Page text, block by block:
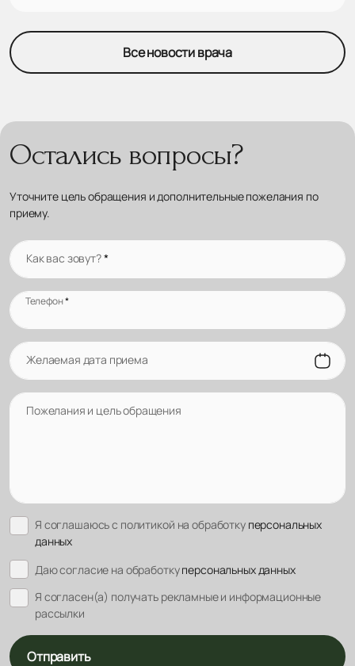
Все новости врача
Остались вопросы?
Уточните цель обращения и дополнительные пожелания по
приему.
Как вас зовут?*
Телефон*
Желаемая дата приема
Пожелания и цель обращения
Я соглашаюсь с политикой на обработку персональных
данных
Даю согласие на обработкуперсональных данных
Я согласен(а) получать рекламные и информационные
рассылки
Отправить